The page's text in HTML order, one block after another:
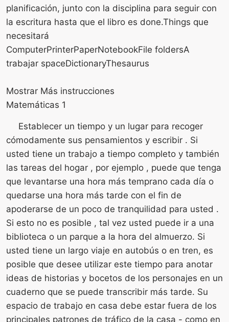
planificación, junto con la disciplina para seguir con
la escritura hasta que el libro es done.Things que
necesitará
ComputerPrinterPaperNotebookFile foldersA
trabajar spaceDictionaryThesaurus
Mostrar Más instrucciones
Matemáticas 1
Establecer un tiempo y un lugar para recoger
cómodamente sus pensamientos y escribir . Si
usted tiene un trabajo a tiempo completo y también
las tareas del hogar , por ejemplo , puede que tenga
que levantarse una hora más temprano cada día o
quedarse una hora más tarde con el fin de
apoderarse de un poco de tranquilidad para usted .
Si esto no es posible , tal vez usted puede ir a una
biblioteca o un parque a la hora del almuerzo. Si
usted tiene un largo viaje en autobús o en tren, es
posible que desee utilizar este tiempo para anotar
ideas de historias y bocetos de los personajes en un
cuaderno que se puede transcribir más tarde. Su
espacio de trabajo en casa debe estar fuera de los
principales patrones de tráfico de la casa - como en